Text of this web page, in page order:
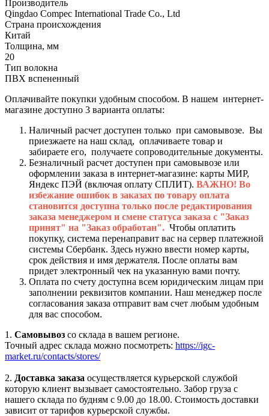
Производитель
Qingdao Compec International Trade Co., Ltd
Страна происхождения
Китай
Толщина, мм
20
Тип волокна
ПВХ вспененный
Оплачивайте покупки удобным способом. В нашем интернет-
магазине доступно 3 варианта оплаты:
Наличный расчет доступен только при самовывозе. Вы
приезжаете на наш склад, оплачиваете товар и
забираете его, получаете сопроводительные документы.
Безналичный расчет доступен при самовывозе или
оформлении заказа в интернет-магазине: карты МИР,
Яндекс ПЭЙ (включая оплату СПЛИТ). ВАЖНО! Во
избежание ошибок в заказах по товару оплата
становится доступна только после редактирования
заказа менеджером и смене статуса заказа с "Заказ
принят" на "Заказ обработан". Чтобы оплатить
покупку, система перенаправит вас на сервер платежной
системы Сбербанк. Здесь нужно ввести номер карты,
срок действия и имя держателя. После оплаты вам
придет электронный чек на указанную вами почту.
Оплата по счету доступна всем юридическим лицам при
заполнении реквизитов компании. Наш менеджер после
согласования заказа отправит вам счет любым удобным
для вас способом.
1. Самовывоз со склада в вашем регионе.
Точный адрес склада можно посмотреть: https://igc-
market.ru/contacts/stores/
2. Доставка заказа осуществляется курьерской службой
которую клиент вызывает самостоятельно. Забор груза с
нашего склада по будням с 9.00 до 18.00. Стоимость доставки
зависит от тарифов курьерской службы.